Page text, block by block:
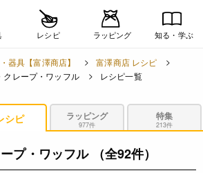
レシピ ラッピング 知る・学ぶ
器具【富澤商店】
富澤商店 レシピ
クレープ・ワッフル レシピ一覧
シピ ラッピング
977件
特集
213件
プ・ワッフル （全92件）